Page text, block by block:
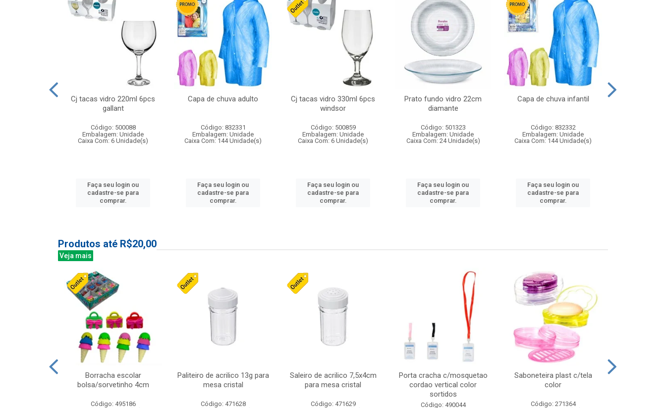
Cj tacas vidro 220ml 6pcs
gallant
Código: 500088
Embalagem: Unidade
Caixa Com: 6 Unidade(s)
Faça seu login ou
cadastre-se para
comprar.
Capa de chuva adulto
Código: 832331
Embalagem: Unidade
Caixa Com: 144 Unidade(s)
Faça seu login ou
cadastre-se para
comprar.
Cj tacas vidro 330ml 6pcs
windsor
Código: 500859
Embalagem: Unidade
Caixa Com: 6 Unidade(s)
Faça seu login ou
cadastre-se para
comprar.
Prato fundo vidro 22cm
diamante
Código: 501323
Embalagem: Unidade
Caixa Com: 24 Unidade(s)
Faça seu login ou
cadastre-se para
comprar.
Capa de chuva infantil
Código: 832332
Embalagem: Unidade
Caixa Com: 144 Unidade(s)
Faça seu login ou
cadastre-se para
comprar.
Produtos até R$20,00
Veja mais
Borracha escolar
bolsa/sorvetinho 4cm
Código: 495186
Paliteiro de acrilico 13g para
mesa cristal
Código: 471628
Saleiro de acrilico 7,5x4cm
para mesa cristal
Código: 471629
Porta cracha c/mosquetao
cordao vertical color
sortidos
Código: 490044
Saboneteira plast c/tela
color
Código: 271364